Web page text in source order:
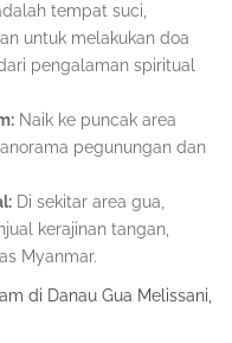
tempat suci,
untuk melakukan doa
pengalaman spiritual
Naik ke puncak area
pegunungan dan
Di sekitar area gua,
kerajinan tangan,
Myanmar.
di Danau Gua Melissani,